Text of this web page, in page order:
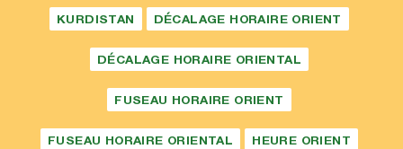
KURDISTAN DÉCALAGE HORAIRE ORIENT
DÉCALAGE HORAIRE ORIENTAL
FUSEAU HORAIRE ORIENT
FUSEAU HORAIRE ORIENTAL HEURE ORIENT